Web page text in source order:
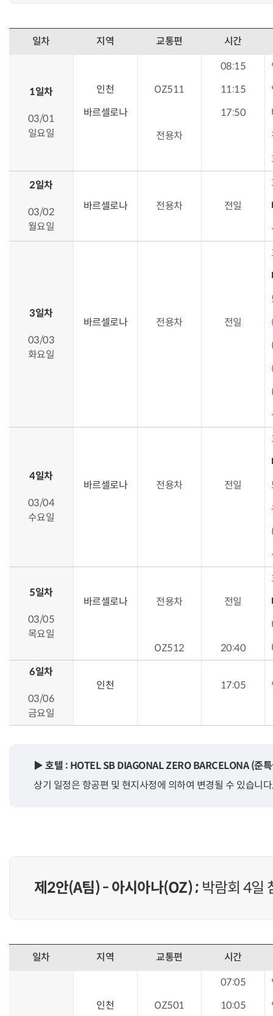
일차 지역 교통편 시간
1일차
03/01
일요일
08:15
인천
OZ511 11:15
바르셀로나
17:50
전용차
2일차
03/02
월요일
바르셀로나
전용차 전일
3일차
03/03
화요일
바르셀로나
전용차 전일
4일차
03/04
수요일
바르셀로나
전용차 전일
5일차
03/05
목요일
바르셀로나
전용차 전일
OZ512
20:40
6일차
03/06
금요일
인천 17:05
▶ 호텔 : HOTEL SB DIAGONAL ZERO BARCELONA (준
상기 일정은 항공편 및 현지사정에 의하여 변경될 수 있습니
제2안(A팀) - 아시아나(OZ) ; 박람회 4일
일차 지역 교통편
시간
07:05
인천
OZ501 10:05